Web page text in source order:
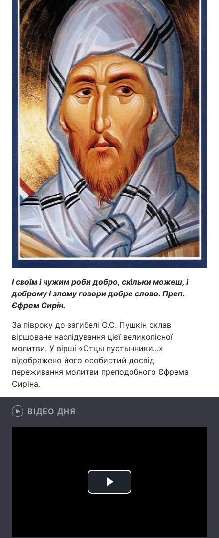
Головна Війна
Україна Політика
Економіка Світ
Спорт Наука
Техно і зв'язок Лайт
Зброя Інциденти
Здоров'я Туризм
Цікавинки Погода
Екологія Регіони
Лонгріди
Відео з Youtube Статті
Інтерв'ю
Архів Вакансії
Контакти
Послуги
І своїм і чужим роби добро, скільки можеш, і
доброму і злому говори добре слово. Преп.
Єфрем Сирін.
За півроку до загибелі О.С. Пушкін склав
віршоване наслідування цієї великопісної
молитви. У вірші «Отцы пустынники...»
відображено його особистий досвід
переживання молитви преподобного Єфрема
Сиріна.
ВІДЕО ДНЯ
Play